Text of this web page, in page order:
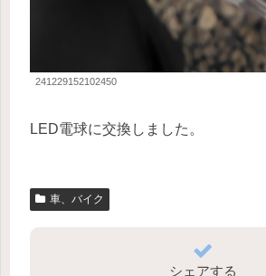
241229152102450
LED電球に交換しました。
車、バイク
シェアする